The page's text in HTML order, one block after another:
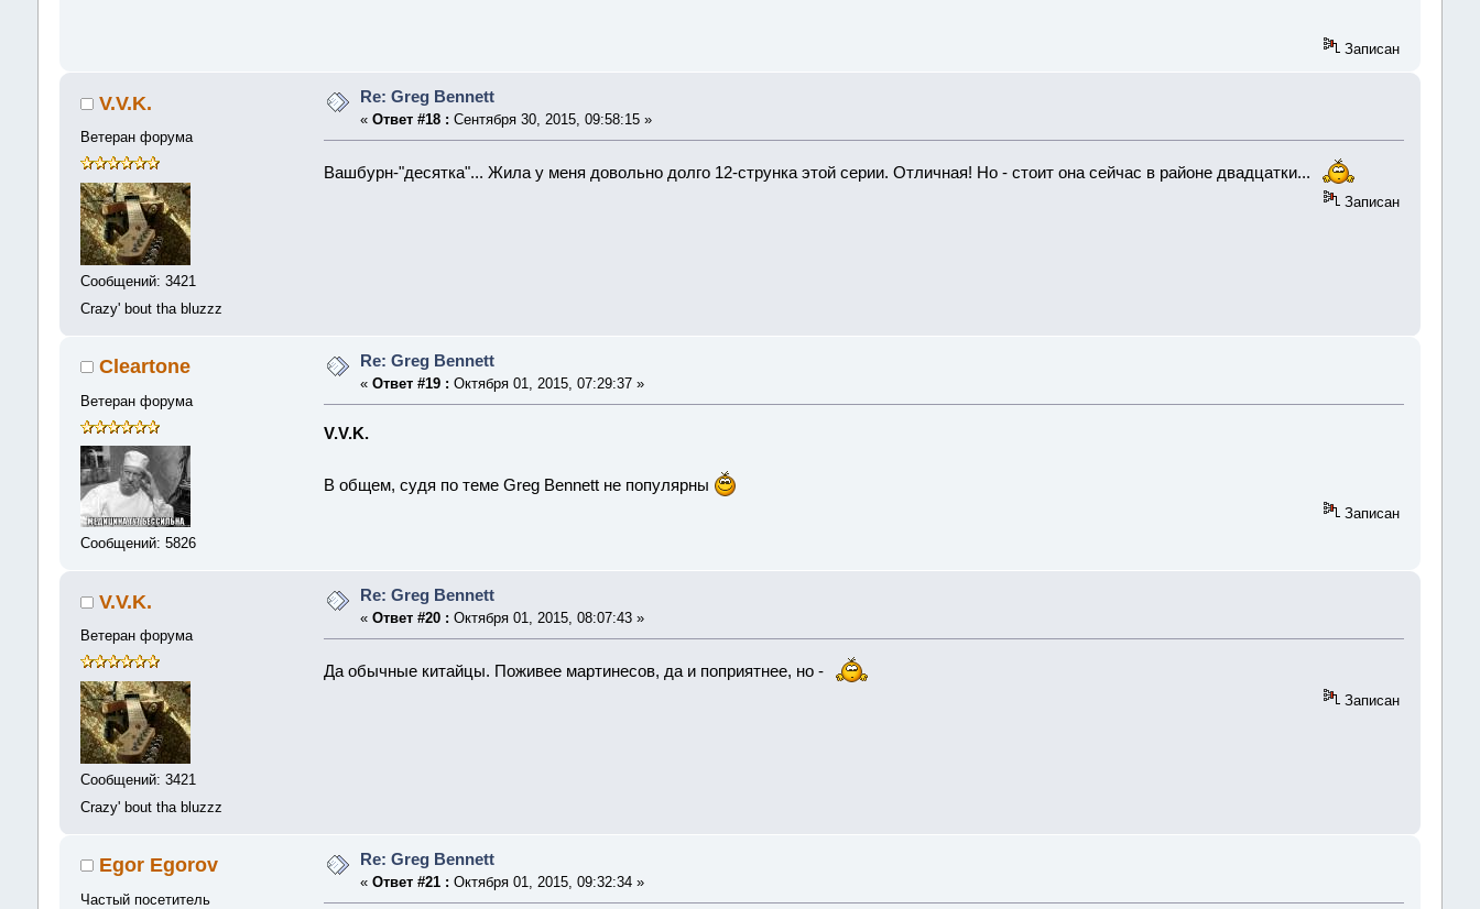
Записан
V.V.K.
Ветеран форума
Сообщений: 3421
Crazy' bout tha bluzzz
Re: Greg Bennett
«Ответ #18 : Сентября 30, 2015, 09:58:15 »
Вашбурн-"десятка"... Жила у меня довольно долго 12-струнка этой серии. Отличная! Но - стоит она сейчас в районе двадцатки...
Записан
Cleartone
Ветеран форума
Сообщений: 5826
Re: Greg Bennett
«Ответ #19 : Октября 01, 2015, 07:29:37 »
V.V.K.
В общем, судя по теме Greg Bennett не популярны
Записан
V.V.K.
Ветеран форума
Сообщений: 3421
Crazy' bout tha bluzzz
Re: Greg Bennett
«Ответ #20 : Октября 01, 2015, 08:07:43 »
Да обычные китайцы. Поживее мартинесов, да и поприятнее, но -
Записан
Egor Egorov
Частый посетитель
Re: Greg Bennett
«Ответ #21 : Октября 01, 2015, 09:32:34 »